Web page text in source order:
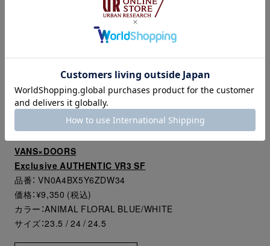
ンバス地アッパー、バイオ素材のVR3Cush™ フットベッド、
天然ゴム製のVR3Waffle™ が、履き心地の良い快適な1足とな
っています。
ぜひ、初夏の足元を華やかに飾ってみてください。
VANS×DOORS
Exclusive AUTHENTIC VR3 SF
品番： VN0A4BX5Y6ZDW34
価格：¥9,350 (税込)
カラー：ANIMAL FLORAL BLUE/WHITE
サイズ：23.5 / 24 / 24.5